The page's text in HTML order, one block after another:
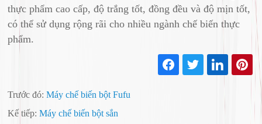
thực phẩm cao cấp, độ trắng tốt, đồng đều và độ mịn tốt,
có thể sử dụng rộng rãi cho nhiều ngành chế biến thực
phẩm.
Trước đó:Máy chế biến bột Fufu
Kế tiếp:Máy chế biến bột sắn